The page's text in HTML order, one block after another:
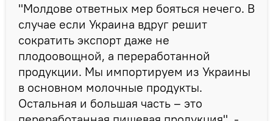
"Молдове ответных мер бояться нечего. В
случае если Украина вдруг решит
сократить экспорт даже не
плодоовощной, а переработанной
продукции. Мы импортируем из Украины
в основном молочные продукты.
Остальная и большая часть – это